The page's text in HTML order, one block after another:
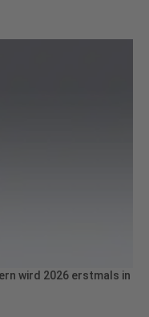
wird 2026 erstmals in